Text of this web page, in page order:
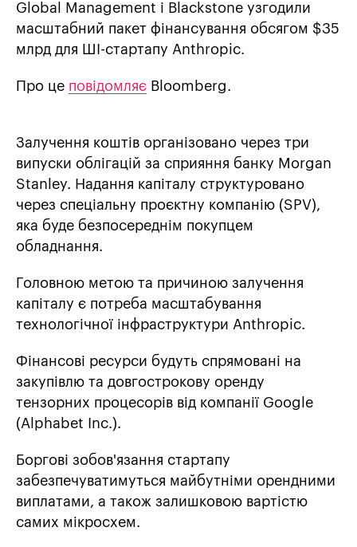
Global Management і Blackstone узгодили
масштабний пакет фінансування обсягом $35
млрд для ШІ-стартапу Anthropic.
Про це повідомляє Bloomberg.
Залучення коштів організовано через три
випуски облігацій за сприяння банку Morgan
Stanley. Надання капіталу структуровано
через спеціальну проєктну компанію (SPV),
яка буде безпосереднім покупцем
обладнання.
Головною метою та причиною залучення
капіталу є потреба масштабування
технологічної інфраструктури Anthropic.
Фінансові ресурси будуть спрямовані на
закупівлю та довгострокову оренду
тензорних процесорів від компанії Google
(Alphabet Inc.).
Боргові зобов'язання стартапу
забезпечуватимуться майбутніми орендними
виплатами, а також залишковою вартістю
самих мікросхем.